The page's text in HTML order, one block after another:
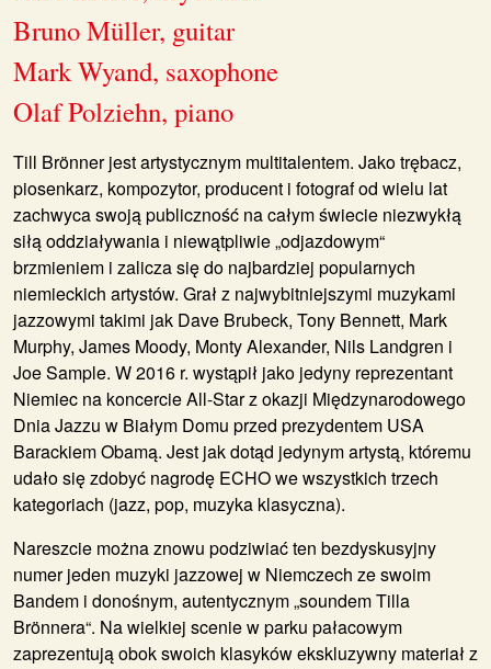
Bruno Müller, guitar
Mark Wyand, saxophone
Olaf Polziehn, piano
Till Brönnerjest artystycznym multitalentem. Jako trębacz,
piosenkarz, kompozytor, producent i fotograf od wielu lat
zachwyca swoją publiczność na całym świecie niezwykłą
siłą oddziaływania i niewątpliwie „odjazdowym“
brzmieniem i zalicza się do najbardziej popularnych
niemieckich artystów. Grał z najwybitniejszymi muzykami
jazzowymi takimi jak Dave Brubeck, Tony Bennett, Mark
Murphy, James Moody, Monty Alexander, Nils Landgren i
Joe Sample. W 2016 r. wystąpił jako jedyny reprezentant
Niemiec na koncercie All-Star z okazji Międzynarodowego
Dnia Jazzu w Białym Domu przed prezydentem USA
Barackiem Obamą. Jest jak dotąd jedynym artystą, któremu
udało się zdobyć nagrodę ECHO we wszystkich trzech
kategoriach (jazz, pop, muzyka klasyczna).
Nareszcie można znowu podziwiać ten bezdyskusyjny
numer jeden muzyki jazzowej w Niemczech ze swoim
Bandem i donośnym, autentycznym „soundem Tilla
Brönnera“. Na wielkiej scenie w parku pałacowym
zaprezentują obok swoich klasyków ekskluzywny materiał z